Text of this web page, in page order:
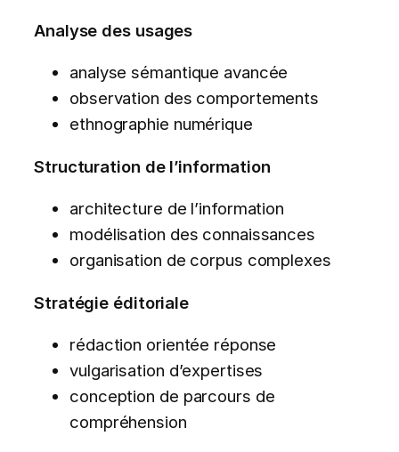
Analyse des usages
analyse sémantique avancée
observation des comportements
ethnographie numérique
Structuration de l’information
architecture de l’information
modélisation des connaissances
organisation de corpus complexes
Stratégie éditoriale
rédaction orientée réponse
vulgarisation d’expertises
conception de parcours de
compréhension